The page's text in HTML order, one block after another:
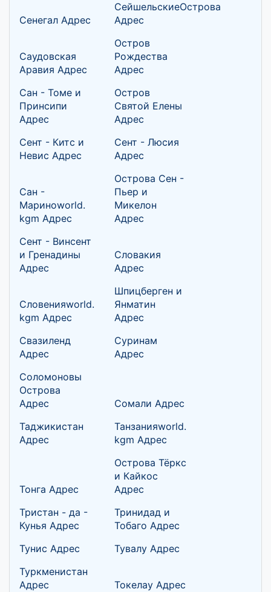
Сенегал Адрес
СейшельскиеОстрова
Адрес
Саудовская
Аравия Адрес
Остров
Рождества
Адрес
Сан - Томе и
Принсипи
Адрес
Остров
Святой Елены
Адрес
Сент - Китс и
Невис Адрес
Сент - Люсия
Адрес
Сан -
Мариноworld.
kgm Адрес
Острова Сен -
Пьер и
Микелон
Адрес
Сент - Винсент
и Гренадины
Адрес
Словакия
Адрес
Словенияworld.
kgm Адрес
Шпицберген и
Янматин
Адрес
Свазиленд
Адрес
Суринам
Адрес
Соломоновы
Острова
Адрес
Сомали Адрес
Таджикистан
Адрес
Танзанияworld.
kgm Адрес
Тонга Адрес
Острова Тёркс
и Кайкос
Адрес
Тристан - да -
Кунья Адрес
Тринидад и
Тобаго Адрес
Тунис Адрес
Тувалу Адрес
Туркменистан
Адрес
Токелау Адрес